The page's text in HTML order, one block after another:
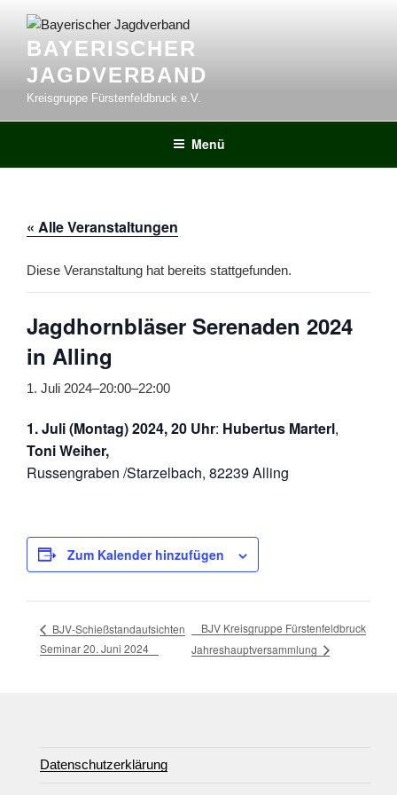
Inhalt
springenBAYERISCHER
JAGDVERBAND
Kreisgruppe Fürstenfeldbruck e.V.
Menü
« Alle Veranstaltungen
Diese Veranstaltung hat bereits stattgefunden.
Jagdhornbläser Serenaden 2024
in Alling
1. Juli 2024–20:00–22:00
1. Juli (Montag) 2024, 20 Uhr: Hubertus Marterl,
Toni Weiher,
Russengraben /Starzelbach, 82239 Alling
Zum Kalender hinzufügen
BJV-Schießstandaufsichten
Seminar 20. Juni 2024
BJV Kreisgruppe Fürstenfeldbruck
Jahreshauptversammlung
Datenschutzerklärung